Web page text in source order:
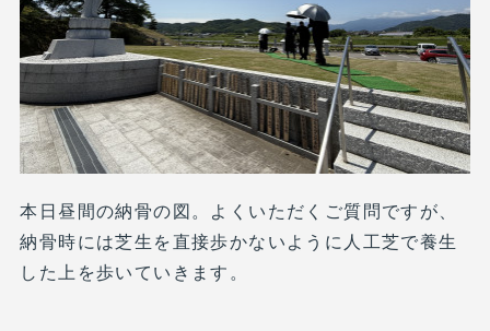
本日昼間の納骨の図。よくいただくご質問ですが、
納骨時には芝生を直接歩かないように人工芝で養生
した上を歩いていきます。